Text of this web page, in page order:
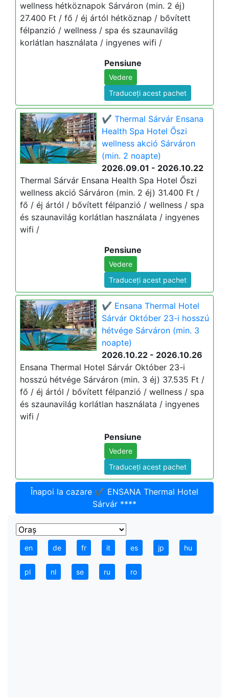
wellness hétköznapok Sárváron (min. 2 éj)
27.400 Ft / fő / éj ártól hétköznap / bővített
félpanzió / wellness / spa és szaunavilág
korlátlan használata / ingyenes wifi /
Pensiune
Vedere
Traduceți acest pachet
✔️ Thermal Sárvár Ensana
Health Spa Hotel Őszi
wellness akció Sárváron
(min. 2 noapte)
2026.09.01 - 2026.10.22
Thermal Sárvár Ensana Health Spa Hotel Őszi
wellness akció Sárváron (min. 2 éj) 31.400 Ft /
fő / éj ártól / bővített félpanzió / wellness / spa
és szaunavilág korlátlan használata / ingyenes
wifi /
Pensiune
Vedere
Traduceți acest pachet
✔️ Ensana Thermal Hotel
Sárvár Október 23-i hosszú
hétvége Sárváron (min. 3
noapte)
2026.10.22 - 2026.10.26
Ensana Thermal Hotel Sárvár Október 23-i
hosszú hétvége Sárváron (min. 3 éj) 37.535 Ft /
fő / éj ártól / bővített félpanzió / wellness / spa
és szaunavilág korlátlan használata / ingyenes
wifi /
Pensiune
Vedere
Traduceți acest pachet
Înapoi la cazare ✔️ ENSANA Thermal Hotel
Sárvár ****
en de fr it es jp hu
pl nl se ru ro